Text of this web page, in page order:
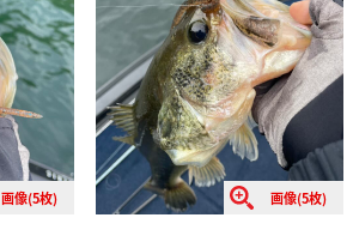
画像(5枚) 画像(5枚)